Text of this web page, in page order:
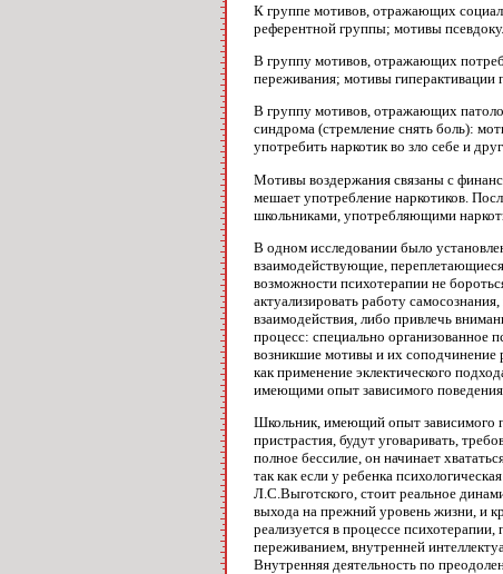
К группе мотивов, отражающих
референтной группы; мотивы
В группу мотивов, отражающих
переживания; мотивы гиперактивации
В группу мотивов, отражающих
синдрома (стремление снять боль):
употребить наркотик во зло себе и
Мотивы воздержания связаны с
мешает употребление наркотиков.
школьниками, употребляющими
В одном исследовании было
взаимодействующие,
возможности психотерапии не
актуализировать работу
взаимодействия, либо привлечь
процесс: специально организованное
возникшие мотивы и их соподчинение
как применение эклектического
имеющими опыт зависимого
Школьник, имеющий опыт зависимого
пристрастия, будут уговаривать,
полное бессилие, он начинает
так как если у ребенка
Л.С.Выготского, стоит реальное
выхода на прежний уровень жизни, и
реализуется в процессе
переживанием, внутренней
Внутренняя деятельность по